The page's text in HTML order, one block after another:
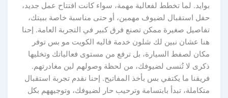
بوايد. لما تخطط لفعالية مهمة، سواء كانت افتتاح عمل جديد،
حفل استقبال لضيوف مهمين، أو حتى مناسبة خاصة ببيتك،
تفاصيل صغيرة ممكن تصنع فرق كبير في التجربة العامة. إحنا
هنا عشان نبين لك شلون خدمة فاليه الكويت مو بس توفر
مكان لصفط السيارة، بل ترفع من مستوى فعالياتك وتخليها
ذكرى لا تُنسى لضيوفك، من لحظة وصولهم لين مغادرتهم.
فريقنا ما يكتفي بس بأخذ المفاتيح. إحنا نقدم تجربة استقبال
متكاملة، تبدأ بابتسامة وترحيب حار لضيوفك، وتوجيههم بكل